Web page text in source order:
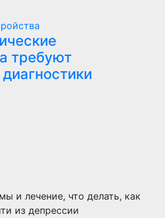
требуют
и лечение, что делать, как
из депрессии